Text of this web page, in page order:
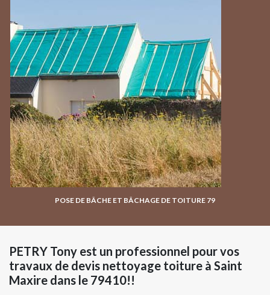
POSE DE BÂCHE ET BÂCHAGE DE TOITURE 79
PETRY Tony est un professionnel pour vos
travaux de devis nettoyage toiture à Saint
Maxire dans le 79410!!